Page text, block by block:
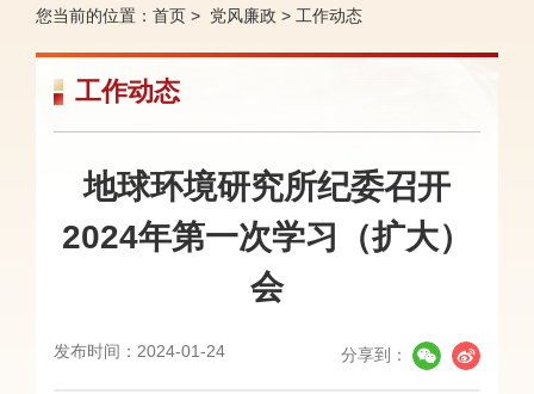
您当前的位置： 首页 > 党风廉政 > 工作动态
工作动态
地球环境研究所纪委召开
2024年第一次学习（扩大）
会
发布时间：2024-01-24 分享到：